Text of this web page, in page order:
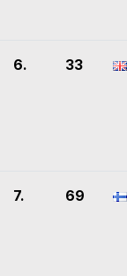
6. 33
7. 69